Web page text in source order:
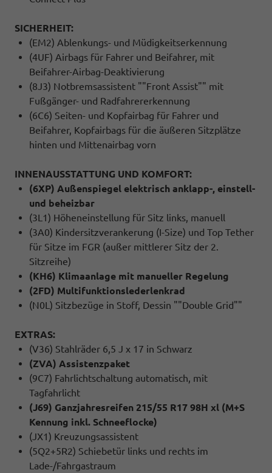
SICHERHEIT:
(EM2) Ablenkungs- und Müdigkeitserkennung
(4UF) Airbags für Fahrer und Beifahrer, mit
Beifahrer-Airbag-Deaktivierung
(8J3) Notbremsassistent ""Front Assist"" mit
Fußgänger- und Radfahrererkennung
(6C6) Seiten- und Kopfairbag für Fahrer und
Beifahrer, Kopfairbags für die äußeren Sitzplätze
hinten und Mittenairbag vorn
INNENAUSSTATTUNG UND KOMFORT:
(6XP) Außenspiegel elektrisch anklapp-, einstell-
und beheizbar
(3L1) Höheneinstellung für Sitz links, manuell
(3A0) Kindersitzverankerung (I-Size) und Top Tether
für Sitze im FGR (außer mittlerer Sitz der 2.
Sitzreihe)
(KH6) Klimaanlage mit manueller Regelung
(2FD) Multifunktionslederlenkrad
(N0L) Sitzbezüge in Stoff, Dessin ""Double Grid""
EXTRAS:
(V36) Stahlräder 6,5 J x 17 in Schwarz
(ZVA) Assistenzpaket
(9C7) Fahrlichtschaltung automatisch, mit
Tagfahrlicht
(J69) Ganzjahresreifen 215/55 R17 98H xl (M+S
Kennung inkl. Schneeflocke)
(JX1) Kreuzungsassistent
(5Q2+5R2) Schiebetür links und rechts im
Lade-/Fahrgastraum